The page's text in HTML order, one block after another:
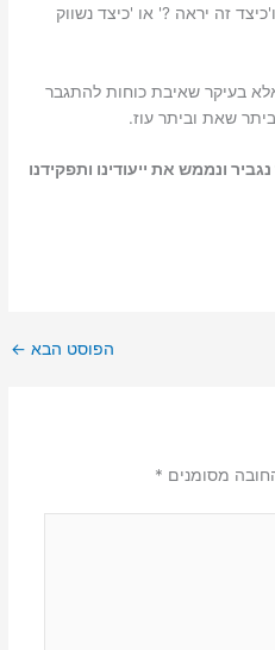
זה יראה ?' או 'כיצד נשווק
בעיקר שאיבת כוחות להתגבר
שאת וביתר עוז.
ונממש את ייעודינו ותפקידנו
הפוסט הבא ←
מסומנים *